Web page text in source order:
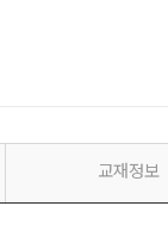
교재정보